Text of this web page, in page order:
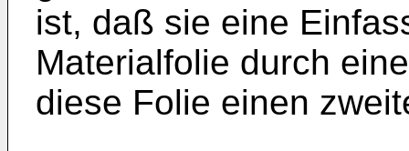
ist, daß sie eine
Materialfolie durch
diese Folie einen